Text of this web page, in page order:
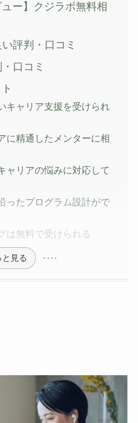
ュー】クジラボ無料相
評判・口コミ
口コミ
キャリア支援を受けられ
に精通したメンターに相
ャリアの悩みに対応して
ったプログラム設計がで
は無料で受けられる
と見る